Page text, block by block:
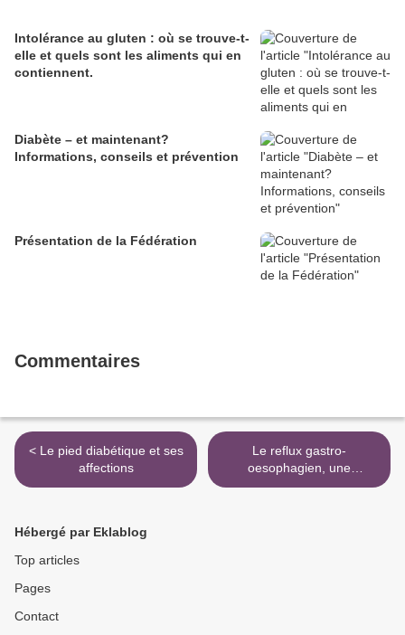
Intolérance au gluten : où se trouve-t-
elle et quels sont les aliments qui en
contiennent.
Diabète – et maintenant?
Informations, conseils et prévention
Présentation de la Fédération
Commentaires
< Le pied diabétique et ses
affections
Le reflux gastro-
oesophagien, une
pathologie méconnue >
Hébergé par Eklablog
Top articles
Pages
Contact